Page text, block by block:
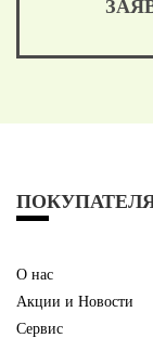
О нас
Акции и Новости
Сервис